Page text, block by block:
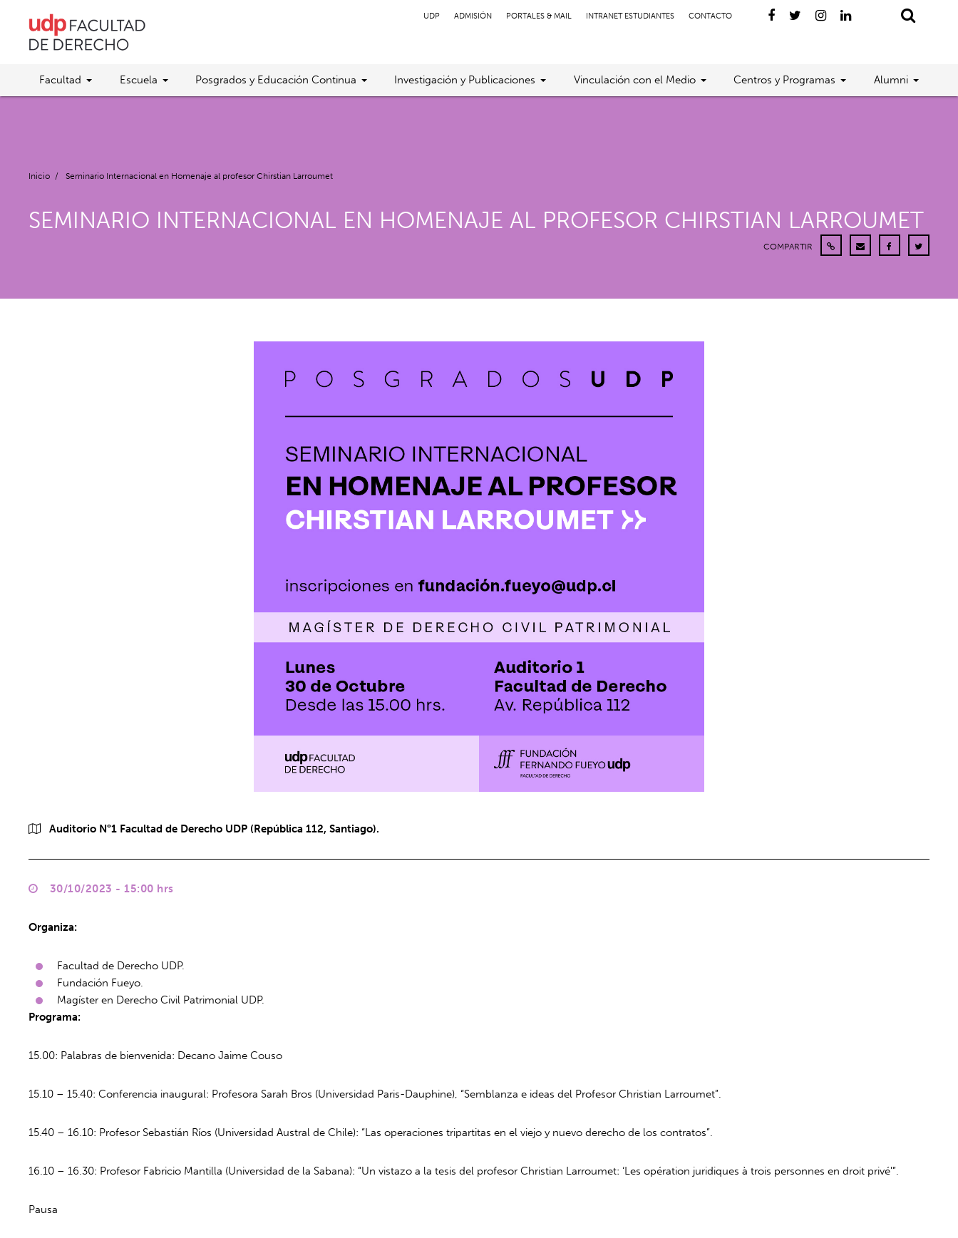
UDP ADMISIÓN PORTALES & MAIL INTRANET ESTUDIANTES CONTACTO
Facultad Escuela Posgrados y Educación Continua Investigación y Publicaciones Vinculación con el Medio Centros y Programas Alumni
Inicio / Seminario Internacional en Homenaje al profesor Chirstian Larroumet
SEMINARIO INTERNACIONAL EN HOMENAJE AL PROFESOR CHIRSTIAN LARROUMET
COMPARTIR
Auditorio N°1 Facultad de Derecho UDP (República 112, Santiago).
30/10/2023 - 15:00 hrs
Organiza:
Facultad de Derecho UDP.
Fundación Fueyo.
Magíster en Derecho Civil Patrimonial UDP.
Programa:
15.00: Palabras de bienvenida: Decano Jaime Couso
15.10 – 15.40: Conferencia inaugural: Profesora Sarah Bros (Universidad Paris-Dauphine), “Semblanza e ideas del Profesor Christian Larroumet”.
15.40 – 16.10: Profesor Sebastián Ríos (Universidad Austral de Chile): “Las operaciones tripartitas en el viejo y nuevo derecho de los contratos”.
16.10 – 16.30: Profesor Fabricio Mantilla (Universidad de la Sabana): “Un vistazo a la tesis del profesor Christian Larroumet: ‘Les opération juridiques à trois personnes en droit privé'”.
Pausa